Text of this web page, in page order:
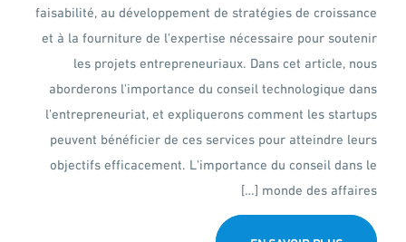
faisabilité, au développement de stratégies de croissance
et à la fourniture de l'expertise nécessaire pour soutenir
les projets entrepreneuriaux. Dans cet article, nous
aborderons l'importance du conseil technologique dans
l'entrepreneuriat, et expliquerons comment les startups
peuvent bénéficier de ces services pour atteindre leurs
objectifs efficacement. L'importance du conseil dans le
monde des affaires […]